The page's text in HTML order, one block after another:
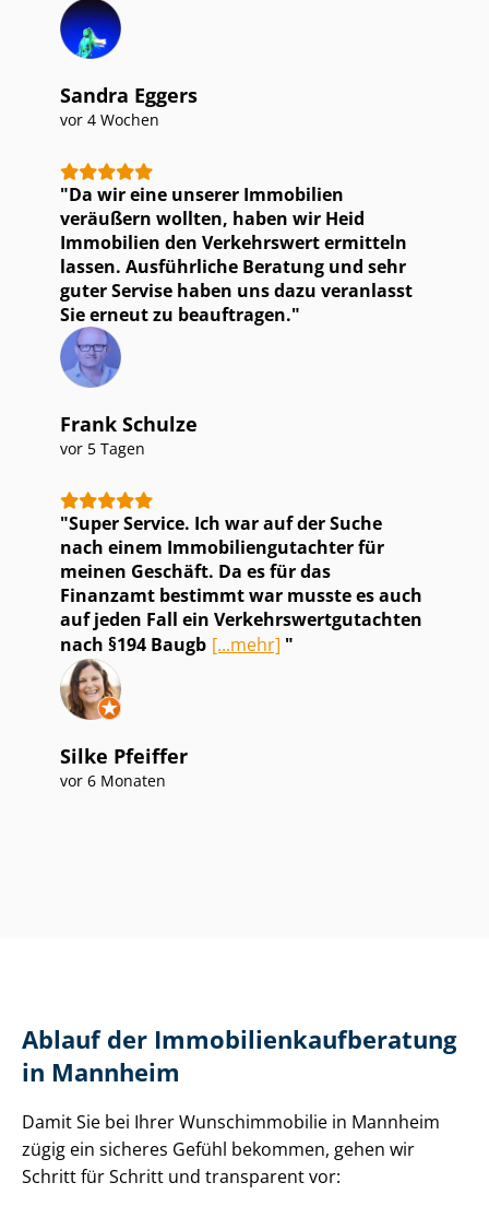
Sandra Eggers
vor 4 Wochen
Da wir eine unserer Immobilien
veräußern wollten, haben wir Heid
Immobilien den Verkehrswert ermitteln
lassen. Ausführliche Beratung und sehr
guter Servise haben uns dazu veranlasst
Sie erneut zu beauftragen.
Frank Schulze
vor 5 Tagen
Super Service. Ich war auf der Suche
nach einem Im­mo­bi­li­en­gut­ach­ter für
meinen Geschäft. Da es für das
Finanzamt bestimmt war musste es auch
auf jeden Fall ein Ver­kehrs­wert­gut­ach­ten
nach §194 Baugb [...mehr]
Silke Pfeiffer
vor 6 Monaten
Ablauf der Im­mo­bi­li­en­kauf­be­ra­tung
in Mannheim
Damit Sie bei Ihrer Wunschimmobilie in Mannheim
zügig ein sicheres Gefühl bekommen, gehen wir
Schritt für Schritt und transparent vor: